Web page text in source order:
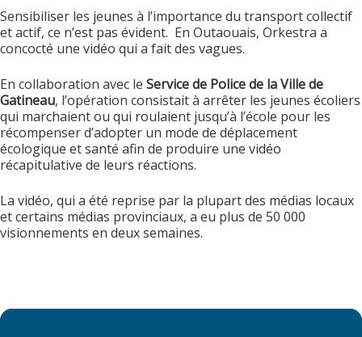
Sensibiliser les jeunes à l’importance du transport collectif
et actif, ce n’est pas évident. En Outaouais, Orkestra a
concocté une vidéo qui a fait des vagues.
En collaboration avec le Service de Police de la Ville de
Gatineau, l’opération consistait à arrêter les jeunes écoliers
qui marchaient ou qui roulaient jusqu’à l’école pour les
récompenser d’adopter un mode de déplacement
écologique et santé afin de produire une vidéo
récapitulative de leurs réactions.
La vidéo, qui a été reprise par la plupart des médias locaux
et certains médias provinciaux, a eu plus de 50 000
visionnements en deux semaines.